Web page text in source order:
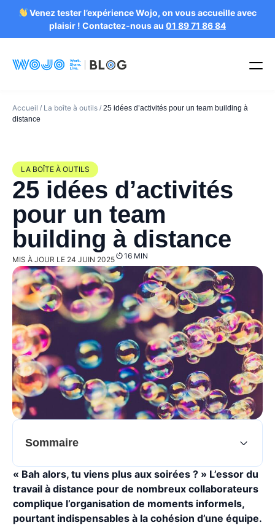
Venez tester l’expérience Wojo, on vous accueille avec
plaisir ! Contactez-nous au 01 89 71 86 84
Accueil / La boîte à outils /25 idées d’activités pour un team building à
distance
LA BOÎTE À OUTILS
25 idées d’activités
pour un team
building à distance
MIS À JOUR LE 24 JUIN 2025 16 MIN
Sommaire
« Bah alors, tu viens plus aux soirées ? » L’essor du
travail à distance pour de nombreux collaborateurs
complique l’organisation de moments informels,
pourtant indispensables à la cohésion d’une équipe.